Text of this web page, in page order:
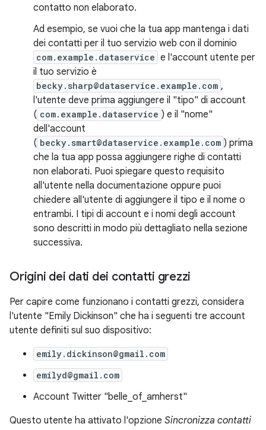
contatto non elaborato.
Ad esempio, se vuoi che la tua app mantenga i dati
dei contatti per il tuo servizio web con il dominio
com.example.dataservice e l'account utente per
il tuo servizio è
becky.sharp@dataservice.example.com ,
l'utente deve prima aggiungere il "tipo" di account
( com.example.dataservice ) e il "nome"
dell'account
( becky.smart@dataservice.example.com ) prima
che la tua app possa aggiungere righe di contatti
non elaborati. Puoi spiegare questo requisito
all'utente nella documentazione oppure puoi
chiedere all'utente di aggiungere il tipo e il nome o
entrambi. I tipi di account e i nomi degli account
sono descritti in modo più dettagliato nella sezione
successiva.
Origini dei dati dei contatti grezzi
Per capire come funzionano i contatti grezzi, considera
l'utente "Emily Dickinson" che ha i seguenti tre account
utente definiti sul suo dispositivo:
emily.dickinson@gmail.com
emilyd@gmail.com
Account Twitter "belle_of_amherst"
Questo utente ha attivato l'opzione Sincronizza contatti